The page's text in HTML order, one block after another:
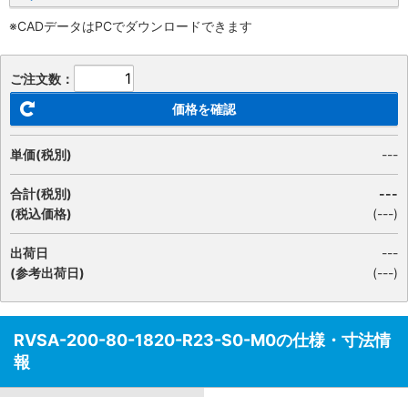
※CADデータはPCでダウンロードできます
ご注文数：
価格を確認
単価(税別) ---
合計(税別)
(税込価格)
---
(---)
出荷日
(参考出荷日)
---
(---)
RVSA-200-80-1820-R23-S0-M0の仕様・寸法情
報